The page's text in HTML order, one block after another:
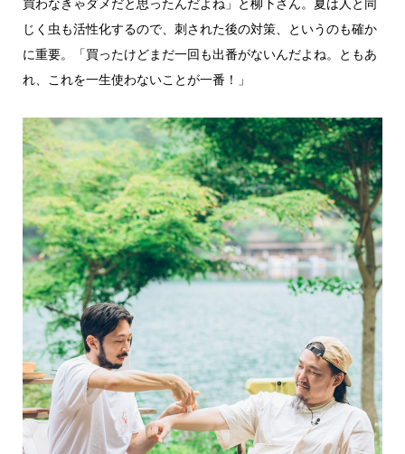
買わなきゃダメだと思ったんだよね」と柳下さん。夏は人と同
じく虫も活性化するので、刺された後の対策、というのも確か
に重要。「買ったけどまだ一回も出番がないんだよね。ともあ
れ、これを一生使わないことが一番！」